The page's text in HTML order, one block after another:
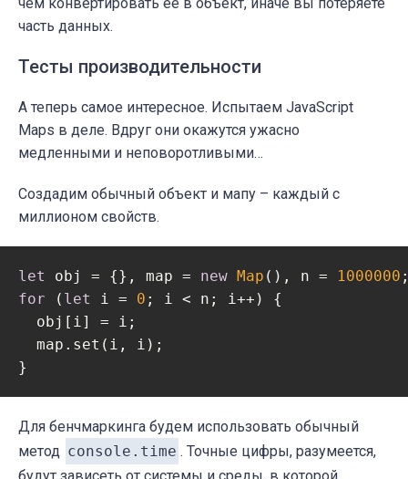
часть данных.
Тесты производительности
А теперь самое интересное. Испытаем JavaScript
Maps в деле. Вдруг они окажутся ужасно
медленными и неповоротливыми…
Создадим обычный объект и мапу – каждый с
миллионом свойств.
let obj = {}, map = new Map (), n =
1000000
for ( let i = 0 ; i < n; i++) {
  obj[i] = i;
  map.set(i, i);
}
Для бенчмаркинга будем использовать обычный
метод console.time . Точные цифры, разумеется,